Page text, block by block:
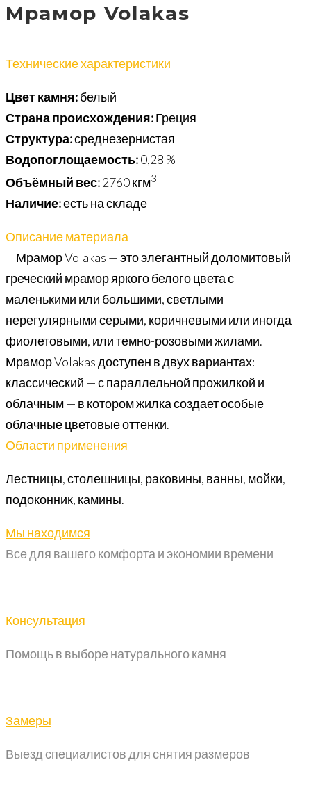
Мрамор Volakas
Технические характеристики
Цвет камня:белый
Страна происхождения:Греция
Структура:среднезернистая
Водопоглощаемость:0,28 %
Объёмный вес:2760 кгм3
Наличие:есть на складе
Описание материала
Мрамор Volakas — это элегантный доломитовый
греческий мрамор яркого белого цвета с
маленькими или большими, светлыми
нерегулярными серыми, коричневыми или иногда
фиолетовыми, или темно-розовыми жилами.
Мрамор Volakas доступен в двух вариантах:
классический — с параллельной прожилкой и
облачным — в котором жилка создает особые
облачные цветовые оттенки.
Области применения
Лестницы, столешницы, раковины, ванны, мойки,
подоконник, камины.
Мы находимся
Все для вашего комфорта и экономии времени
Консультация
Помощь в выборе натурального камня
Замеры
Выезд специалистов для снятия размеров